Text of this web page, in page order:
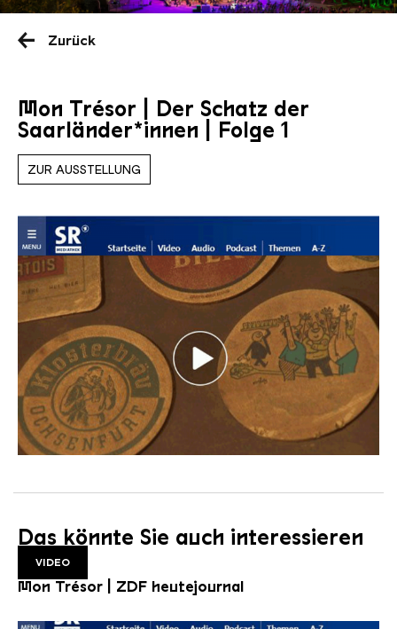
Zurück
Mon Trésor | Der Schatz der
Saarländer*innen | Folge 1
ZUR AUSSTELLUNG
Das könnte Sie auch interessieren
VIDEO
Mon Trésor | ZDF heutejournal